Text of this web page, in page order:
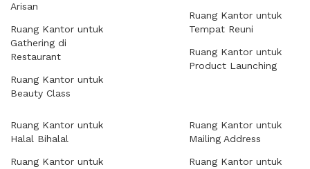
Arisan
Ruang Kantor untuk
Gathering di
Restaurant
Ruang Kantor untuk
Beauty Class
Ruang Kantor untuk
Tempat Reuni
Ruang Kantor untuk
Product Launching
Ruang Kantor untuk
Halal Bihalal
Ruang Kantor untuk
Ruang Kantor untuk
Mailing Address
Ruang Kantor untuk